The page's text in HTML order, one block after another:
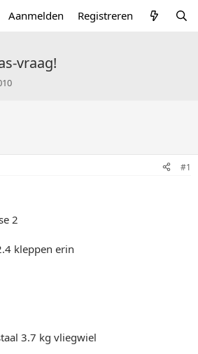
Aanmelden Registreren
vraag!
#1
2
kleppen erin
3.7 kg vliegwiel